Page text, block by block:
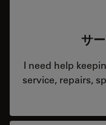
サ
I need help
service, repairs,